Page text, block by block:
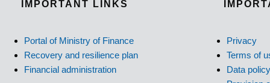
IMPORTANT LINKS
Portal of Ministry of Finance
Recovery and resilience plan
Financial administration
Privacy
Terms of
Data policy